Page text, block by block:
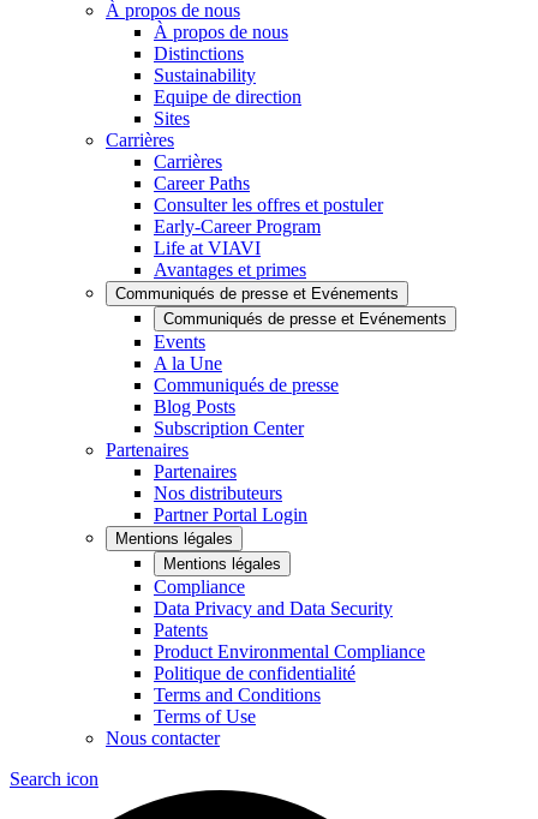
À propos de nous
À propos de nous
Distinctions
Sustainability
Equipe de direction
Sites
Carrières
Carrières
Career Paths
Consulter les offres et postuler
Early-Career Program
Life at VIAVI
Avantages et primes
Communiqués de presse et Evénements
Communiqués de presse et Evénements
Events
A la Une
Communiqués de presse
Blog Posts
Subscription Center
Partenaires
Partenaires
Nos distributeurs
Partner Portal Login
Mentions légales
Mentions légales
Compliance
Data Privacy and Data Security
Patents
Product Environmental Compliance
Politique de confidentialité
Terms and Conditions
Terms of Use
Nous contacter
Search icon